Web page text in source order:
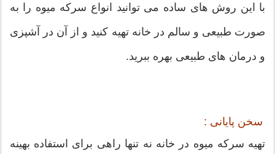
با این روش های ساده می توانید انواع سرکه میوه را به
صورت طبیعی و سالم در خانه تهیه کنید و از آن در آشپزی
و درمان های طبیعی بهره ببرید.
سخن پایانی :
تهیه سرکه میوه در خانه نه تنها راهی برای استفاده بهینه